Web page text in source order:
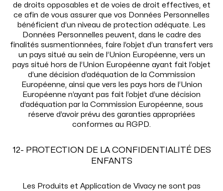
de droits opposables et de voies de droit effectives, et
ce afin de vous assurer que vos Données Personnelles
bénéficient d’un niveau de protection adéquate. Les
Données Personnelles peuvent, dans le cadre des
finalités susmentionnées, faire l’objet d’un transfert vers
un pays situé au sein de l’Union Européenne, vers un
pays situé hors de l’Union Européenne ayant fait l’objet
d’une décision d’adéquation de la Commission
Européenne, ainsi que vers les pays hors de l’Union
Européenne n’ayant pas fait l’objet d’une décision
d’adéquation par la Commission Européenne, sous
réserve d’avoir prévu des garanties appropriées
conformes au RGPD.
12- PROTECTION DE LA CONFIDENTIALITÉ DES
ENFANTS
Les Produits et Application de Vivacy ne sont pas